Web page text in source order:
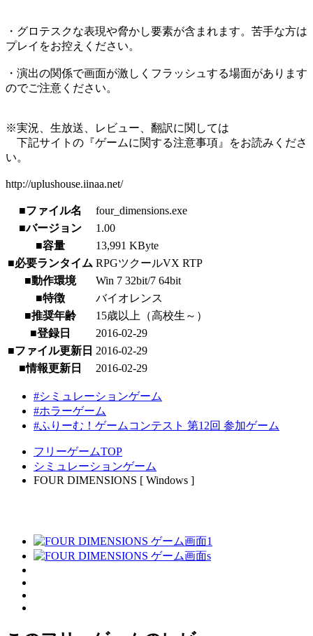
・グロテスクな表現や脅かし要素が含まれます。苦手な方は
プレイをお控えください。
・演出の関係で画面が激しくフラッシュする場面があります
のでご注意ください。
※実況、生放送、レビュー、翻訳に関しては
下記サイトの『ゲームに関する注意事項』をお読みくださ
い。
http://uplushouse.iinaa.net/
■ファイル名
four_dimensions.exe
■バージョン
1.00
■容量
13,991 KByte
■必要ランタイム RPGツクールVX RTP
■動作環境
Win 7 32bit/7 64bit
■特徴
バイオレンス
■推奨年齢
15歳以上（高校生～）
■登録日
2016-02-29
■ファイル更新日 2016-02-29
■情報更新日
2016-02-29
#シミュレーションゲーム
#ホラーゲーム
#ふりーむ！ゲームコンテスト 第12回 参加ゲーム
フリーゲームTOP
シミュレーションゲーム
FOUR DIMENSIONS [ Windows ]